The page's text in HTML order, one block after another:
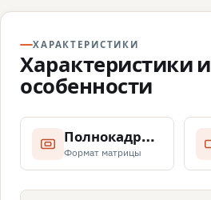
ХАРАКТЕРИСТИКИ
Характеристики и
особенности
Полнокадровая
Формат матрицы